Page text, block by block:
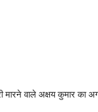
वाले अक्षय कुमार का